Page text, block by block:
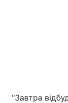
"Завтра